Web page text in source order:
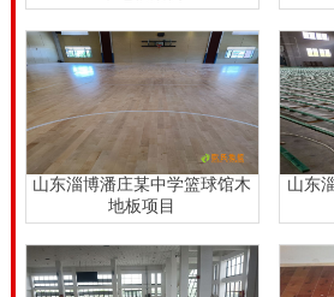
山东淄博潘庄某中学篮球馆木
地板项目
山东